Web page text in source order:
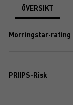
ÖVERSIKT
Morningstar-rating
PRIIPS-Risk